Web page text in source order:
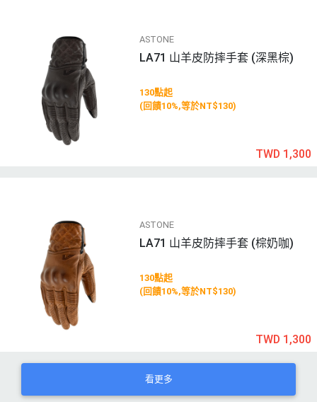
ASTONE
LA71 山羊皮防摔手套 (深黑棕)
130點起
(回饋10%,等於NT$130)
TWD 1,300
ASTONE
LA71 山羊皮防摔手套 (棕奶咖)
130點起
(回饋10%,等於NT$130)
TWD 1,300
看更多